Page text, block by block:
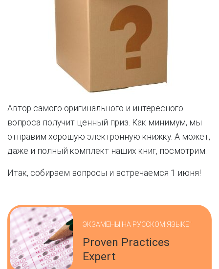
Автор самого оригинального и интересного
вопроса получит ценный приз. Как минимум, мы
отправим хорошую электронную книжку. А может,
даже и полный комплект наших книг, посмотрим.
Итак, собираем вопросы и встречаемся 1 июня!
ЭКЗАМЕНЫ НА РУССКОМ ЯЗЫКЕ"
Proven Practices
Expert